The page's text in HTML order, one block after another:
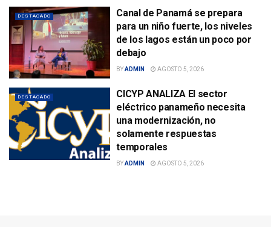
DESTACADO
Canal de Panamá se prepara
para un niño fuerte, los niveles
de los lagos están un poco por
debajo
BYADMIN AGOSTO 5, 2026
DESTACADO
CICYP ANALIZA El sector
eléctrico panameño necesita
una modernización, no
solamente respuestas
temporales
BYADMIN AGOSTO 5, 2026